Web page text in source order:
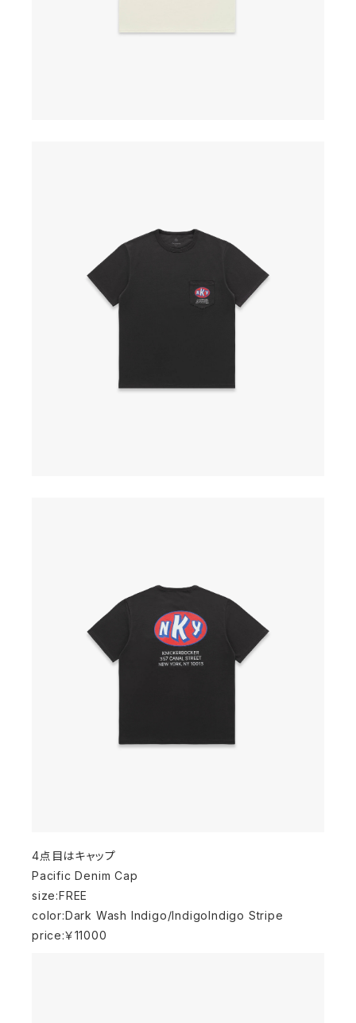
4点目はキャップ
Pacific Denim Cap
size:FREE
color:Dark Wash Indigo/IndigoIndigo Stripe
price:￥11000